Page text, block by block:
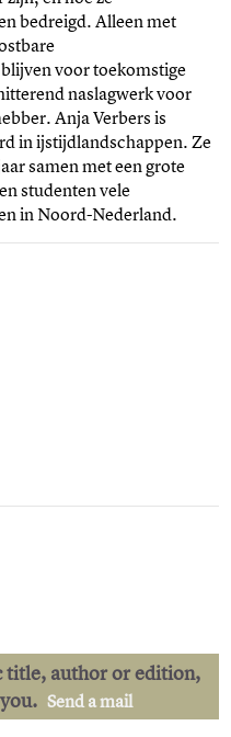
bedreigd. Alleen met
voor toekomstige
naslagwerk voor
Anja Verbers is
in ijstijdlandschappen. Ze
samen met een grote
studenten vele
in Noord-Nederland.
title, author or edition,
Send a mail